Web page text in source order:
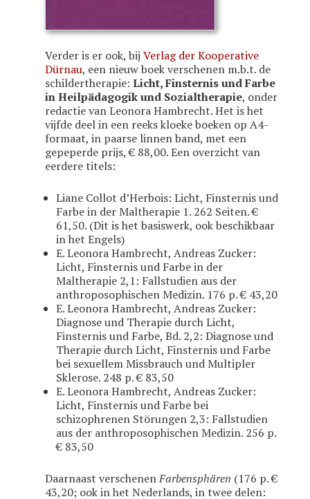
Verder is er ook, bijVerlag der Kooperative
Dürnau, een nieuw boek verschenen m.b.t. de
schildertherapie:Licht, Finsternis und Farbe
in Heilpädagogik und Sozialtherapie, onder
redactie van Leonora Hambrecht. Het is het
vijfde deel in een reeks kloeke boeken op A4-
formaat, in paarse linnen band, met een
gepeperde prijs, € 88,00. Een overzicht van
eerdere titels:
Liane Collot d’Herbois: Licht, Finsternis und
Farbe in der Maltherapie 1. 262 Seiten. €
61,50. (Dit is het basiswerk, ook beschikbaar
in het Engels)
E. Leonora Hambrecht, Andreas Zucker:
Licht, Finsternis und Farbe in der
Maltherapie 2,1: Fallstudien aus der
anthroposophischen Medizin. 176 p. € 43,20
E. Leonora Hambrecht, Andreas Zucker:
Diagnose und Therapie durch Licht,
Finsternis und Farbe, Bd. 2,2: Diagnose und
Therapie durch Licht, Finsternis und Farbe
bei sexuellem Missbrauch und Multipler
Sklerose. 248 p. € 83,50
E. Leonora Hambrecht, Andreas Zucker:
Licht, Finsternis und Farbe bei
schizophrenen Störungen 2,3: Fallstudien
aus der anthroposophischen Medizin. 256 p.
€ 83,50
Daarnaast verschenenFarbensphären (176 p. €
43,20; ook in het Nederlands, in twee delen: